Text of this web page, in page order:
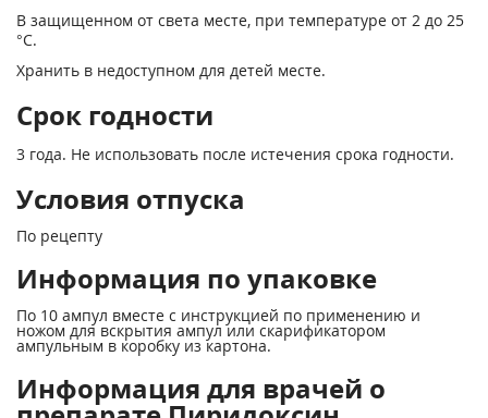
В защищенном от света месте, при температуре от 2 до 25
°С.
Хранить в недоступном для детей месте.
Срок годности
3 года. Не использовать после истечения срока годности.
Условия отпуска
По рецепту
Информация по упаковке
По 10 ампул вместе с инструкцией по применению и
ножом для вскрытия ампул или скарификатором
ампульным в коробку из картона.
Информация для врачей о